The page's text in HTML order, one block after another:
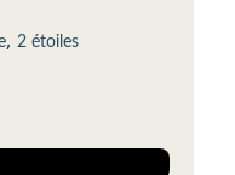
, 2 étoiles